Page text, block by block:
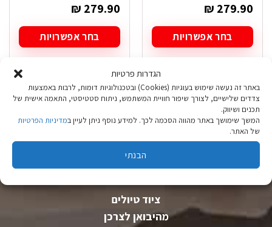
הגדרות פרטיות
באתר זה נעשה שימוש בעוגיות (Cookies) ובטכנולוגיות דומות, לרבות באמצעות
צדדים שלישיים, לצורך שיפור חוויית המשתמש, ניתוח סטטיסטי, התאמה אישית של
תכנים ושיווק.
המשך שימושך באתר מהווה הסכמה לכך. למידע נוסף ניתן לעיין במדיניות הפרטיות
של האתר.
הבנתי
₪ 279.90
בחר אפשרויות
מספר
סוגים.
ניתן
לבחור
את
האפשרויות
המוצר
₪ 279.90
בחר אפשרויות
יש
מספר
סוגים.
לבחור
האפשרויות
המוצר
ציוד טיולים
מהיבואן לצרכן